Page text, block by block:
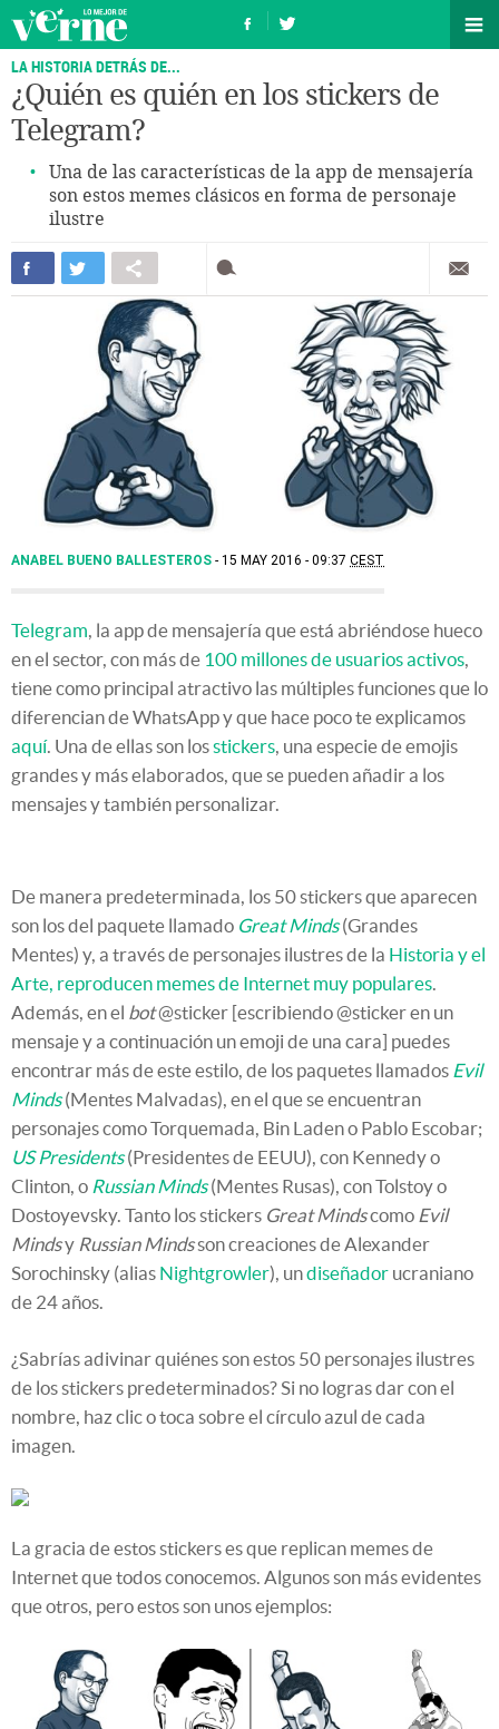
LA HISTORIA DETRÁS DE...
¿Quién es quién en los stickers de
Telegram?
Una de las características de la app de mensajería
son estos memes clásicos en forma de personaje
ilustre
ANABEL BUENO BALLESTEROS 15 MAY 2016 - 09:37 CEST
Telegram, la app de mensajería que está abriéndose hueco
en el sector, con más de 100 millones de usuarios activos,
tiene como principal atractivo las múltiples funciones que lo
diferencian de WhatsApp y que hace poco te explicamos
aquí. Una de ellas son losstickers, una especie de emojis
grandes y más elaborados, que se pueden añadir a los
mensajes y también personalizar.
De manera predeterminada, los 50 stickers que aparecen
son los del paquete llamado Great Minds(Grandes
Mentes) y, a través de personajes ilustres de la Historia y el
Arte, reproducen memes de Internet muy populares.
Además, en el bot@sticker [escribiendo @sticker en un
mensaje y a continuación un emoji de una cara] puedes
encontrar más de este estilo, de los paquetes llamados Evil
Minds(Mentes Malvadas), en el que se encuentran
personajes como Torquemada, Bin Laden o Pablo Escobar;
US Presidents(Presidentes de EEUU), con Kennedy o
Clinton, o Russian Minds(Mentes Rusas), con Tolstoy o
Dostoyevsky. Tanto los stickers Great Mindscomo Evil
Mindsy Russian Mindsson creaciones de Alexander
Sorochinsky (alias Nightgrowler), undiseñador ucraniano
de 24 años.
¿Sabrías adivinar quiénes son estos 50 personajes ilustres
de los stickers predeterminados? Si no logras dar con el
nombre, haz clic o toca sobre el círculo azul de cada
imagen.
La gracia de estos stickers es que replican memes de
Internet que todos conocemos. Algunos son más evidentes
que otros, pero estos son unos ejemplos: